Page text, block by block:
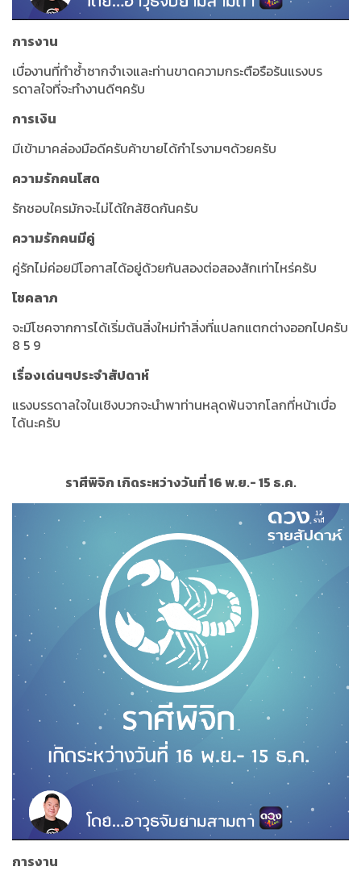
การงาน
เบื่องานที่ทำซ้ำซากจำเจและท่านขาดความกระตือรือร้นแรงบร
รดาลใจที่จะทำงานดีๆครับ
การเงิน
มีเข้ามาคล่องมือดีครับค้าขายได้กำไรงามๆด้วยครับ
ความรักคนโสด
รักชอบใครมักจะไม่ได้ใกล้ชิดกันครับ
ความรักคนมีคู่
คู่รักไม่ค่อยมีโอกาสได้อยู่ด้วยกันสองต่อสองสักเท่าไหร่ครับ
โชคลาภ
จะมีโชคจากการได้เริ่มต้นสิ่งใหม่ทำสิ่งที่แปลกแตกต่างออกไปครับ
8 5 9
เรื่องเด่นๆประจำสัปดาห์
แรงบรรดาลใจในเชิงบวกจะนำพาท่านหลุดพ้นจากโลกที่หน้าเบื่อ
ได้นะครับ
ราศีพิจิก เกิดระหว่างวันที่ 16 พ.ย.- 15 ธ.ค.
การงาน